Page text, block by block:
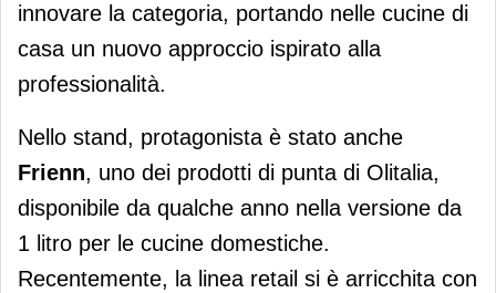
innovare la categoria, portando nelle cucine di
casa un nuovo approccio ispirato alla
professionalità.
Nello stand, protagonista è stato anche
Frienn, uno dei prodotti di punta di Olitalia,
disponibile da qualche anno nella versione da
1 litro per le cucine domestiche.
Recentemente, la linea retail si è arricchita con